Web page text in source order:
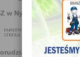
w Nysie